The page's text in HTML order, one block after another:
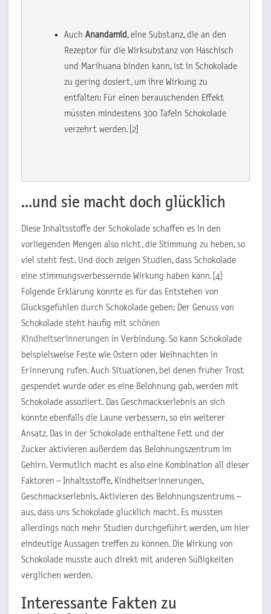
Auch Anandamid, eine Substanz, die an den
Rezeptor für die Wirksubstanz von Haschisch
und Marihuana binden kann, ist in Schokolade
zu gering dosiert, um ihre Wirkung zu
entfalten: Für einen berauschenden Effekt
müssten mindestens 300 Tafeln Schokolade
verzehrt werden. [2]
…und sie macht doch glücklich
Diese Inhaltsstoffe der Schokolade schaffen es in den
vorliegenden Mengen also nicht, die Stimmung zu heben, so
viel steht fest. Und doch zeigen Studien, dass Schokolade
eine stimmungsverbessernde Wirkung haben kann. [4]
Folgende Erklärung könnte es für das Entstehen von
Glücksgefühlen durch Schokolade geben: Der Genuss von
Schokolade steht häufig mitschönen
Kindheitserinnerungen in Verbindung. So kann Schokolade
beispielsweise Feste wie Ostern oder Weihnachten in
Erinnerung rufen. Auch Situationen, bei denen früher Trost
gespendet wurde oder es eine Belohnung gab, werden mit
Schokolade assoziiert. Das Geschmackserlebnis an sich
könnte ebenfalls die Laune verbessern, so ein weiterer
Ansatz. Das in der Schokolade enthaltene Fett und der
Zucker aktivieren außerdem das Belohnungszentrum im
Gehirn. Vermutlich macht es also eine Kombination all dieser
Faktoren – Inhaltsstoffe, Kindheitserinnerungen,
Geschmackserlebnis, Aktivieren des Belohnungszentrums –
aus, dass uns Schokolade glücklich macht. Es müssten
allerdings noch mehr Studien durchgeführt werden, um hier
eindeutige Aussagen treffen zu können. Die Wirkung von
Schokolade müsste auch direkt mit anderen Süßigkeiten
verglichen werden.
Interessante Fakten zu